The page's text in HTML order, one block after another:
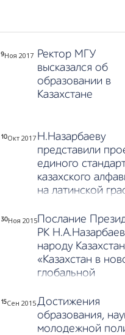
9Ноя 2017 Ректор МГУ
высказался об
образовании в
Казахстане
10Окт 2017 Н.Назарбаеву
представили
единого
казахского
на латинской
30Ноя 2015Послание
РК
народу
«Казахстан в
глобальной
реформы,
15Сен 2015Достижения
образования,
молодежной